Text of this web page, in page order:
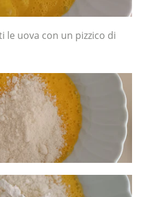
le uova con un pizzico di